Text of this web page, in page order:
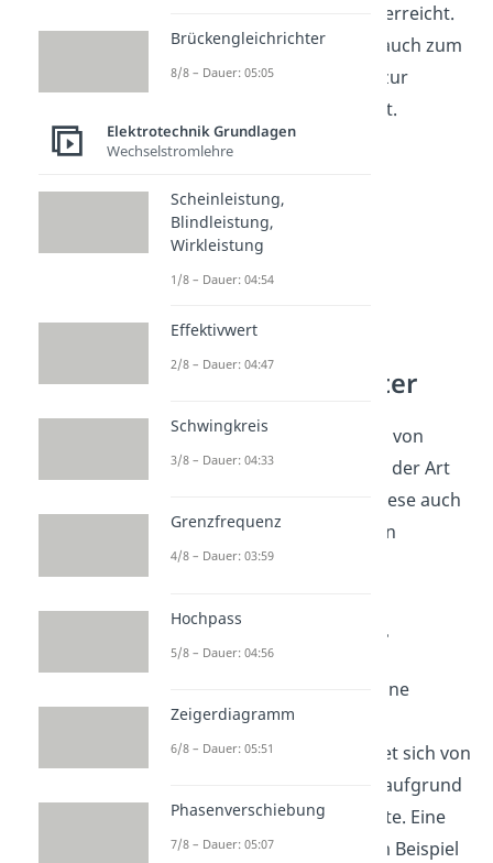
eben diese Eigenschaften erreicht.
Daher werdenHalbleiter
auch zum
Verstärken, Schalten und zur
Energiekonversion benutzt.
Beispiele Halbleiter
Es gibt verschiedene Arten von
Halbleitern. Abhängig von der Art
, werden diese auch
in verschiedenen Bereichen
eingesetzt.
Amorphe Halbleiter
haben keine
kristalline Struktur. Ihre
Verarbeitung unterscheidet sich von
der kristalliner Halbleiter, aufgrund
der Hohen Störstellendichte. Eine
solche Störstelle kann zum Beispiel
Brückengleichrichter
8/8 – Dauer: 05:05
Elektrotechnik Grundlagen
Wechselstromlehre
Scheinleistung,
Blindleistung,
Wirkleistung
1/8 – Dauer: 04:54
Effektivwert
2/8 – Dauer: 04:47
Schwingkreis
3/8 – Dauer: 04:33
Grenzfrequenz
4/8 – Dauer: 03:59
Hochpass
5/8 – Dauer: 04:56
Zeigerdiagramm
6/8 – Dauer: 05:51
Phasenverschiebung
7/8 – Dauer: 05:07